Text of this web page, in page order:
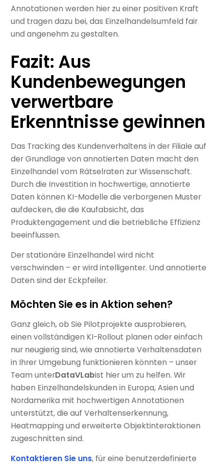
Annotationen werden hier zu einer positiven Kraft
und tragen dazu bei, das Einzelhandelsumfeld fair
und angenehm zu gestalten.
Fazit: Aus
Kundenbewegungen
verwertbare
Erkenntnisse gewinnen
Das Tracking des Kundenverhaltens in der Filiale auf
der Grundlage von annotierten Daten macht den
Einzelhandel vom Rätselraten zur Wissenschaft.
Durch die Investition in hochwertige, annotierte
Daten können KI-Modelle die verborgenen Muster
aufdecken, die die Kaufabsicht, das
Produktengagement und die betriebliche Effizienz
beeinflussen.
Der stationäre Einzelhandel wird nicht
verschwinden – er wird intelligenter. Und annotierte
Daten sind der Eckpfeiler.
Möchten Sie es in Aktion sehen?
Ganz gleich, ob Sie Pilotprojekte ausprobieren,
einen vollständigen KI-Rollout planen oder einfach
nur neugierig sind, wie annotierte Verhaltensdaten
in Ihrer Umgebung funktionieren könnten – unser
Team unterDataVLabist hier um zu helfen. Wir
haben Einzelhandelskunden in Europa, Asien und
Nordamerika mit hochwertigen Annotationen
unterstützt, die auf Verhaltenserkennung,
Heatmapping und erweiterte Objektinteraktionen
zugeschnitten sind.
Kontaktieren Sie uns, für eine benutzerdefinierte